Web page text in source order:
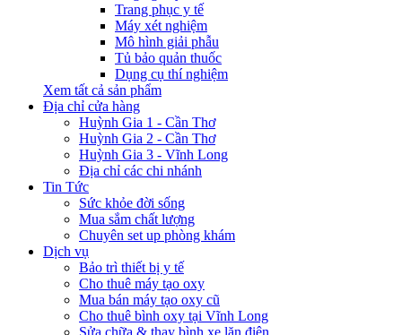
Trang phục y tế
Máy xét nghiệm
Mô hình giải phẫu
Tủ bảo quản thuốc
Dụng cụ thí nghiệm
Xem tất cả sản phẩm
Địa chỉ cửa hàng
Huỳnh Gia 1 - Cần Thơ
Huỳnh Gia 2 - Cần Thơ
Huỳnh Gia 3 - Vĩnh Long
Địa chỉ các chi nhánh
Tin Tức
Sức khỏe đời sống
Mua sắm chất lượng
Chuyên set up phòng khám
Dịch vụ
Bảo trì thiết bị y tế
Cho thuê máy tạo oxy
Mua bán máy tạo oxy cũ
Cho thuê bình oxy tại Vĩnh Long
Sửa chữa & thay bình xe lăn điện